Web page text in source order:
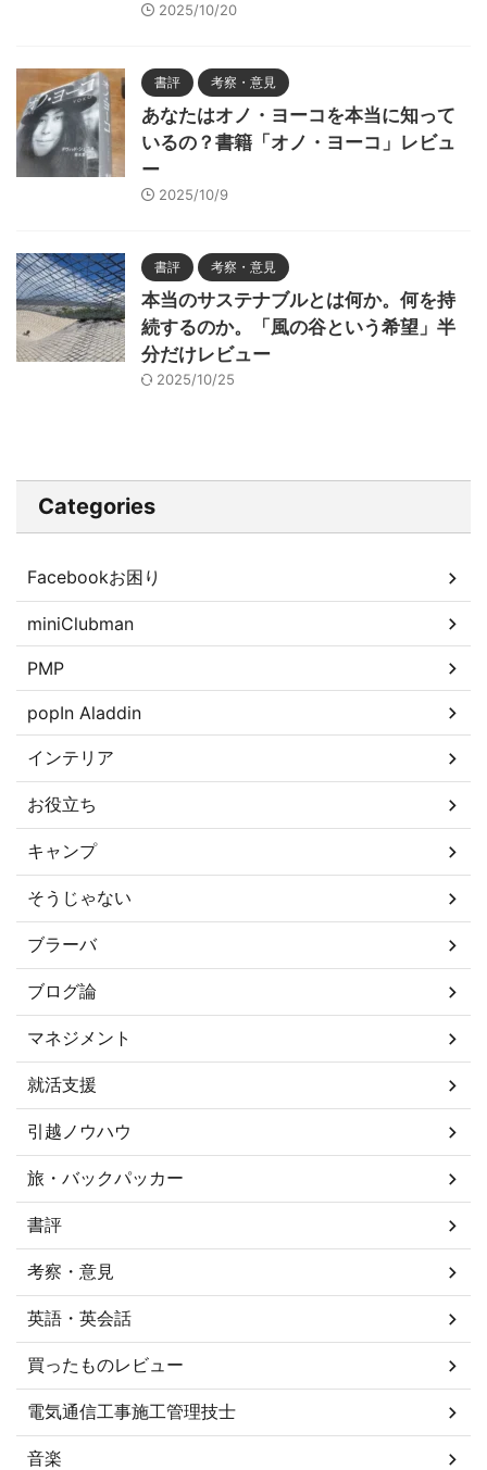
2025/10/20
書評 考察・意見
あなたはオノ・ヨーコを本当に知って
いるの？書籍「オノ・ヨーコ」レビュ
ー
2025/10/9
書評 考察・意見
本当のサステナブルとは何か。何を持
続するのか。「風の谷という希望」半
分だけレビュー
2025/10/25
Categories
Facebookお困り
miniClubman
PMP
popIn Aladdin
インテリア
お役立ち
キャンプ
そうじゃない
ブラーバ
ブログ論
マネジメント
就活支援
引越ノウハウ
旅・バックパッカー
書評
考察・意見
英語・英会話
買ったものレビュー
電気通信工事施工管理技士
音楽